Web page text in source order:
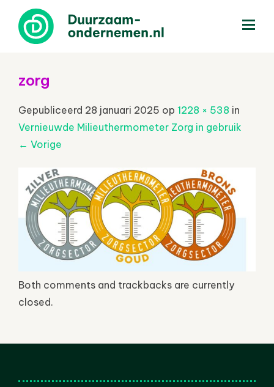
zorg
Gepubliceerd 28 januari 2025 op 1228 × 538 in
Vernieuwde Milieuthermometer Zorg in gebruik
← Vorige
Both comments and trackbacks are currently
closed.